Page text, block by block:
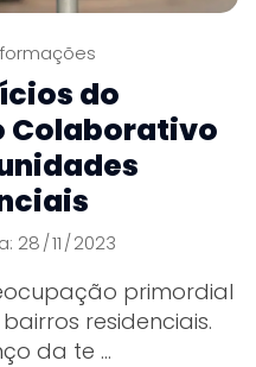
do
Colaborativo
28 /11 / 2023
primordial
residenciais.
da te ...